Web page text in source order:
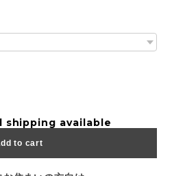
available
to cart